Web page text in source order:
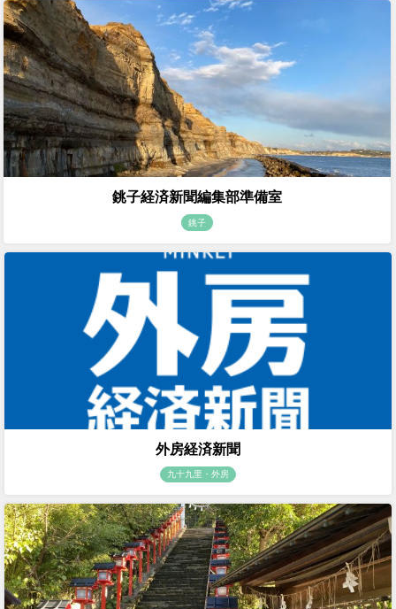
銚子経済新聞編集部準備室
銚子
外房経済新聞
九十九里・外房